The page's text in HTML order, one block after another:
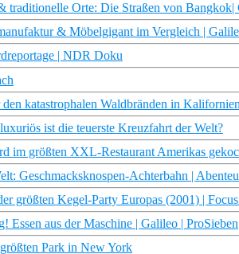
traditionelle Orte: Die Straßen von Bangkok|
& Möbelgigant im Vergleich |
| NDR Doku
katastrophalen Waldbränden in
ist die teuerste Kreuzfahrt der Welt?
im größten XXL-Restaurant Amerikas
Geschmacksknospen-Achterbahn |
größten Kegel-Party Europas (2001) |
Essen aus der Maschine | Galileo | ProSieben
Park in New York